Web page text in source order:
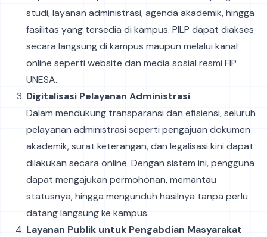
studi, layanan administrasi, agenda akademik, hingga
fasilitas yang tersedia di kampus. PILP dapat diakses
secara langsung di kampus maupun melalui kanal
online seperti website dan media sosial resmi FIP
UNESA.
Digitalisasi Pelayanan Administrasi
Dalam mendukung transparansi dan efisiensi, seluruh
pelayanan administrasi seperti pengajuan dokumen
akademik, surat keterangan, dan legalisasi kini dapat
dilakukan secara online. Dengan sistem ini, pengguna
dapat mengajukan permohonan, memantau
statusnya, hingga mengunduh hasilnya tanpa perlu
datang langsung ke kampus.
Layanan Publik untuk Pengabdian Masyarakat